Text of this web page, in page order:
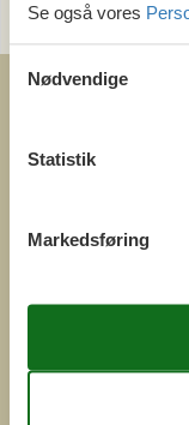
Alle
Se også vores
Nødvendige
Statistik
Markedsføring